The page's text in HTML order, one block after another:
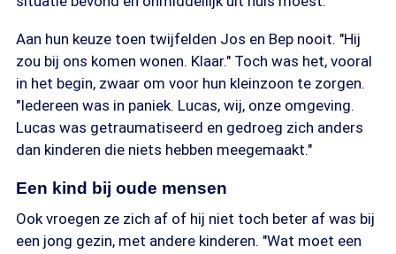
Aan hun keuze toen twijfelden Jos en Bep nooit. "Hij
zou bij ons komen wonen. Klaar." Toch was het, vooral
in het begin, zwaar om voor hun kleinzoon te zorgen.
"Iedereen was in paniek. Lucas, wij, onze omgeving.
Lucas was getraumatiseerd en gedroeg zich anders
dan kinderen die niets hebben meegemaakt."
Een kind bij oude mensen
Ook vroegen ze zich af of hij niet toch beter af was bij
een jong gezin, met andere kinderen. "Wat moet een